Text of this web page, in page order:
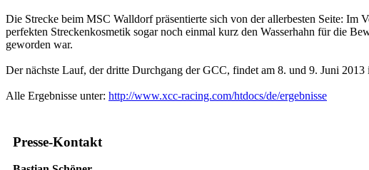
Die Strecke beim MSC Walldorf präsentierte sich von der allerbesten Seite: Im
perfekten Streckenkosmetik sogar noch einmal kurz den Wasserhahn für die
geworden war.
Der nächste Lauf, der dritte Durchgang der GCC, findet am 8. und 9. Juni 2013
Alle Ergebnisse unter: http://www.xcc-racing.com/htdocs/de/ergebnisse
Presse-Kontakt